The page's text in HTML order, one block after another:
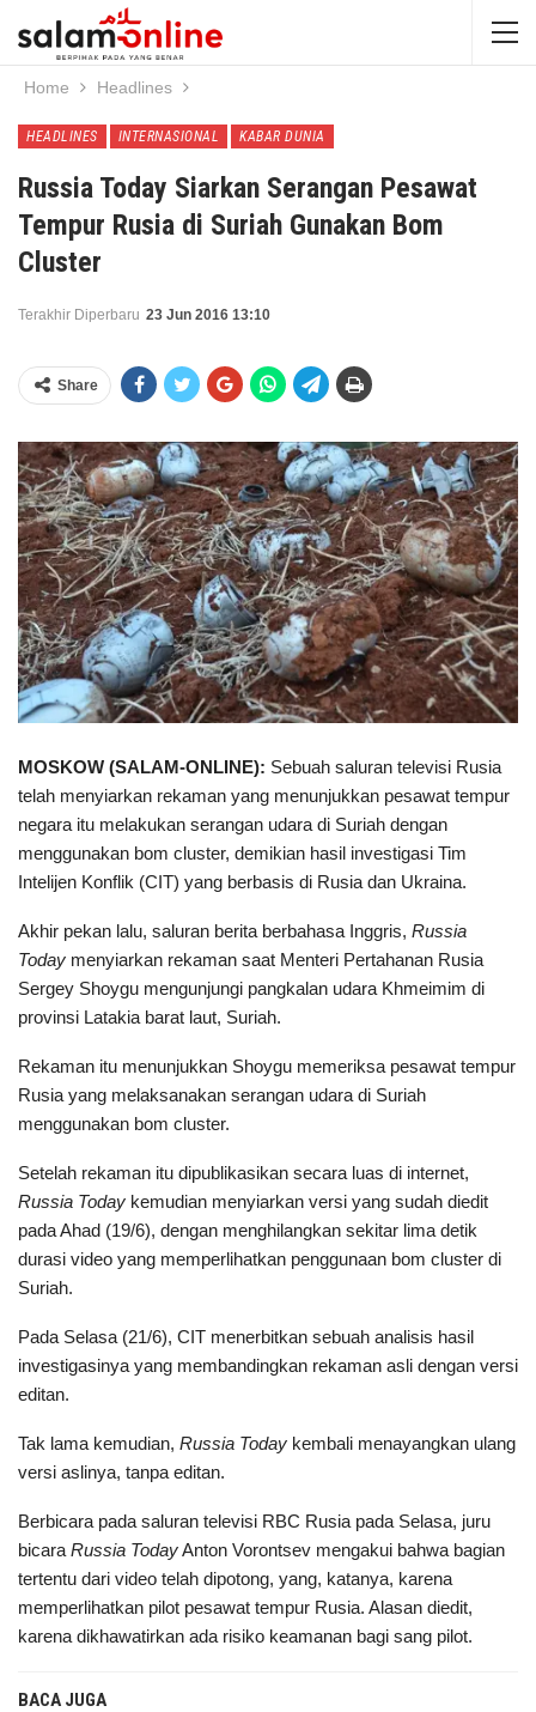
Home Headlines
HEADLINES INTERNASIONAL KABAR DUNIA
Russia Today Siarkan Serangan Pesawat
Tempur Rusia di Suriah Gunakan Bom
Cluster
Terakhir Diperbaru 23 Jun 2016 13:10
Share
MOSKOW (SALAM-ONLINE): Sebuah saluran televisi Rusia
telah menyiarkan rekaman yang menunjukkan pesawat tempur
negara itu melakukan serangan udara di Suriah dengan
menggunakan bom cluster, demikian hasil investigasi Tim
Intelijen Konflik (CIT) yang berbasis di Rusia dan Ukraina.
Akhir pekan lalu, saluran berita berbahasa Inggris, Russia
Today menyiarkan rekaman saat Menteri Pertahanan Rusia
Sergey Shoygu mengunjungi pangkalan udara Khmeimim di
provinsi Latakia barat laut, Suriah.
Rekaman itu menunjukkan Shoygu memeriksa pesawat tempur
Rusia yang melaksanakan serangan udara di Suriah
menggunakan bom cluster.
Setelah rekaman itu dipublikasikan secara luas di internet,
Russia Today kemudian menyiarkan versi yang sudah diedit
pada Ahad (19/6), dengan menghilangkan sekitar lima detik
durasi video yang memperlihatkan penggunaan bom cluster di
Suriah.
Pada Selasa (21/6), CIT menerbitkan sebuah analisis hasil
investigasinya yang membandingkan rekaman asli dengan versi
editan.
Tak lama kemudian, Russia Today kembali menayangkan ulang
versi aslinya, tanpa editan.
Berbicara pada saluran televisi RBC Rusia pada Selasa, juru
bicara Russia TodayAnton Vorontsev mengakui bahwa bagian
tertentu dari video telah dipotong, yang, katanya, karena
memperlihatkan pilot pesawat tempur Rusia. Alasan diedit,
karena dikhawatirkan ada risiko keamanan bagi sang pilot.
BACA JUGA